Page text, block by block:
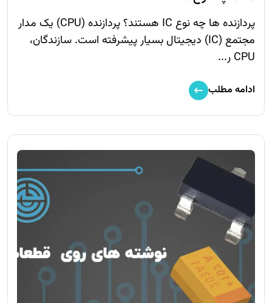
پردازنده ها چه نوع IC هستند؟ پردازنده‌ (CPU) یک مدار
مجتمع (IC) دیجیتال بسیار پیشرفته است. سازندگان،
CPU ر...
ادامه مطلب